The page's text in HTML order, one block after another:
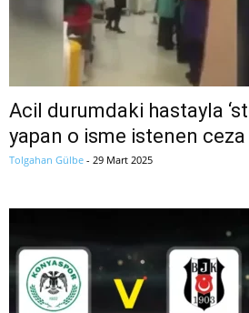
Acil durumdaki hastayla
yapan o isme istenen
Tolgahan Gülbe - 29 Mart 2025